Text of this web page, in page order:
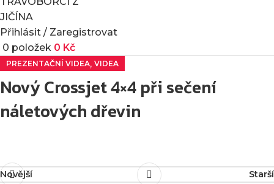
Přihlásit / Zaregistrovat
0 položek 0 Kč
PREZENTAČNÍ VIDEA, VIDEA
Nový Crossjet 4×4 při sečení
náletových dřevin
Novější Starší